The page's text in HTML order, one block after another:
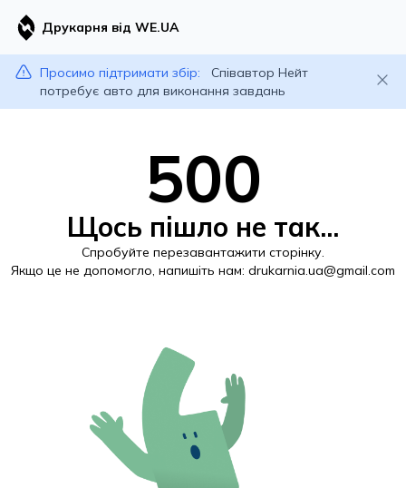
Друкарня від WE.UA
Просимо підтримати збір:
Співавтор Нейт
потребує авто для виконання завдань
500
Щось пішло не так...
Спробуйте перезавантажити сторінку.
Якщо це не допомогло, напишіть нам: drukarnia.ua@gmail.com